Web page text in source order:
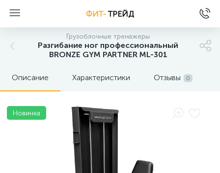
ФИТ-ТРЕЙД
Грузоблочные тренажеры
Разгибание ног профессиональный
BRONZE GYM PARTNER ML-301
Описание Характеристики Отзывы 0
Новинка